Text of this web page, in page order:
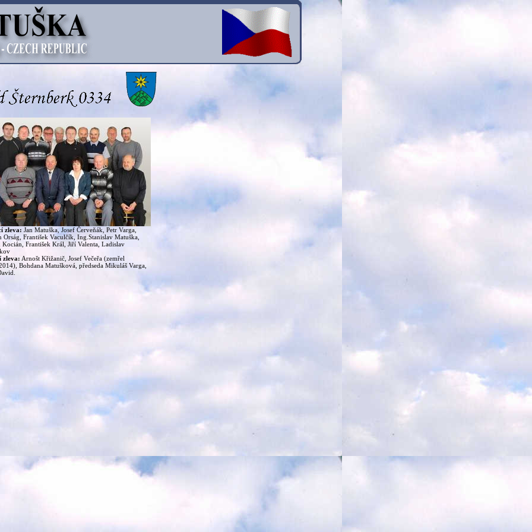
zleva: Jan Matuška, Josef Červeňák, Petr Varga,
Orság, František Vaculčík, Ing.Stanislav Matuška,
Kocián, František Král, Jiří Valenta, Ladislav
zleva: Arnošt Křižanič, Josef Večeřa (zemřel
Bohdana Matušková, předseda Mikuláš Varga,